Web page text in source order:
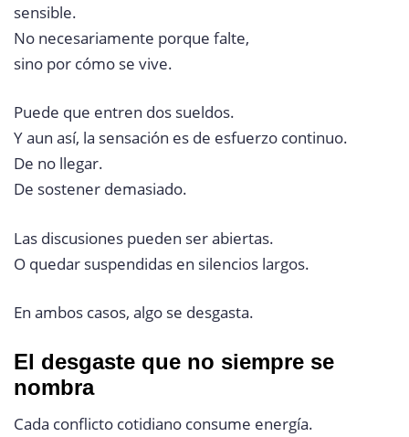
sensible.
No necesariamente porque falte,
sino por cómo se vive.
Puede que entren dos sueldos.
Y aun así, la sensación es de esfuerzo continuo.
De no llegar.
De sostener demasiado.
Las discusiones pueden ser abiertas.
O quedar suspendidas en silencios largos.
En ambos casos, algo se desgasta.
El desgaste que no siempre se
nombra
Cada conflicto cotidiano consume energía.